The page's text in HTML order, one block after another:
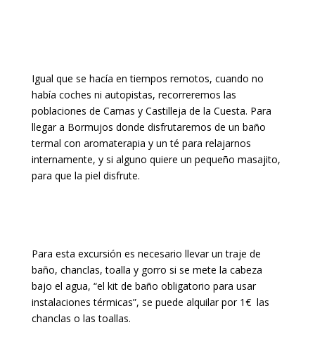
Igual que se hacía en tiempos remotos, cuando no
había coches ni autopistas, recorreremos las
poblaciones de Camas y Castilleja de la Cuesta. Para
llegar a Bormujos donde disfrutaremos de un baño
termal con aromaterapia y un té para relajarnos
internamente, y si alguno quiere un pequeño masajito,
para que la piel disfrute.
Para esta excursión es necesario llevar un traje de
baño, chanclas, toalla y gorro si se mete la cabeza
bajo el agua, “el kit de baño obligatorio para usar
instalaciones térmicas”, se puede alquilar por 1€ las
chanclas o las toallas.